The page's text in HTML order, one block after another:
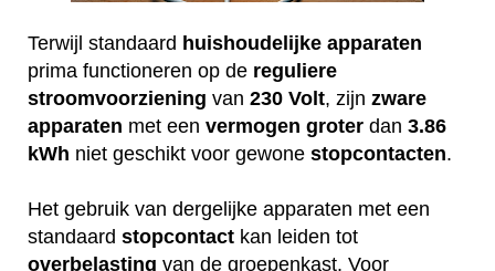
Terwijl standaard huishoudelijke apparaten
prima functioneren op de reguliere
stroomvoorziening van 230 Volt, zijn zware
apparaten met een vermogen groter dan 3.86
kWh niet geschikt voor gewone stopcontacten.
Het gebruik van dergelijke apparaten met een
standaard stopcontact kan leiden tot
overbelasting van de groepenkast. Voor